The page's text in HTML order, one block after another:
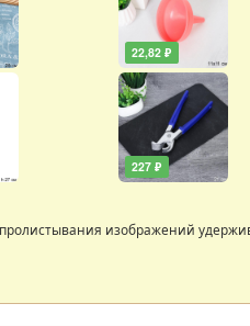
22,82 ₽
227 ₽
изображений